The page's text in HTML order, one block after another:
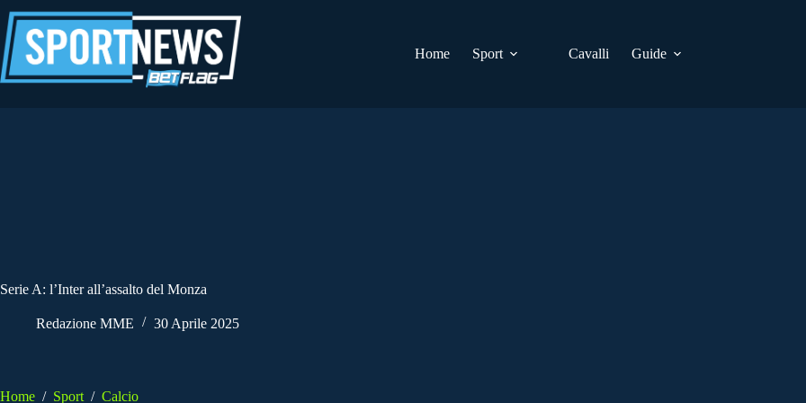
al
contenuto
Home
Sport Cavalli Guide
Serie A: l’Inter all’assalto del Monza
Redazione MME 30 Aprile 2025
Home / Sport / Calcio